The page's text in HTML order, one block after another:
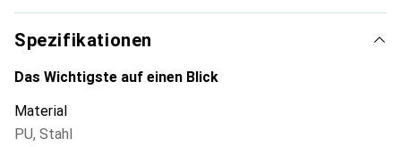
Büro. Die Armlehnen des Winslow Schreibtischstuhls
bieten nicht nur Unterstützung, sondern auch eine
angenehme Sitzposition während langer Arbeitsstunden.
Dank der 5-Stern-Basis mit Bremsrollen können Sie sich
flexible Anpassung ermöglicht. Die Gasfeder ermöglicht
eine bequeme Höhenverstellung, um den Stuhl individuell
Spezifikationen
Das Wichtigste auf einen Blick
Material
PU, Stahl